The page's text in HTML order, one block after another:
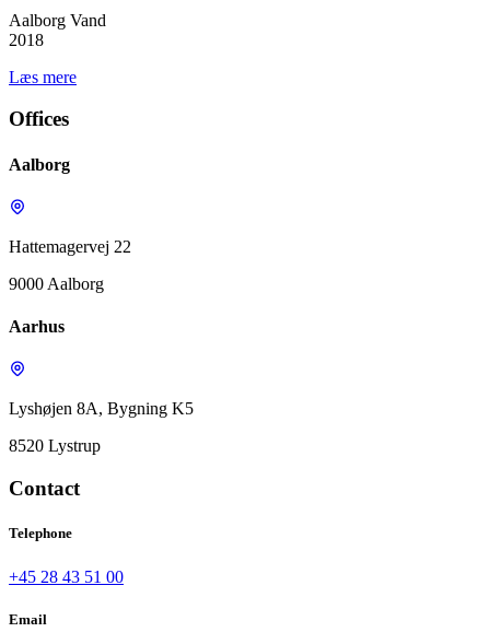
Aalborg Vand
2018
Læs mere
Offices
Aalborg
Hattemagervej 22
9000 Aalborg
Aarhus
Lyshøjen 8A, Bygning K5
8520 Lystrup
Contact
Telephone
+45 28 43 51 00
Email